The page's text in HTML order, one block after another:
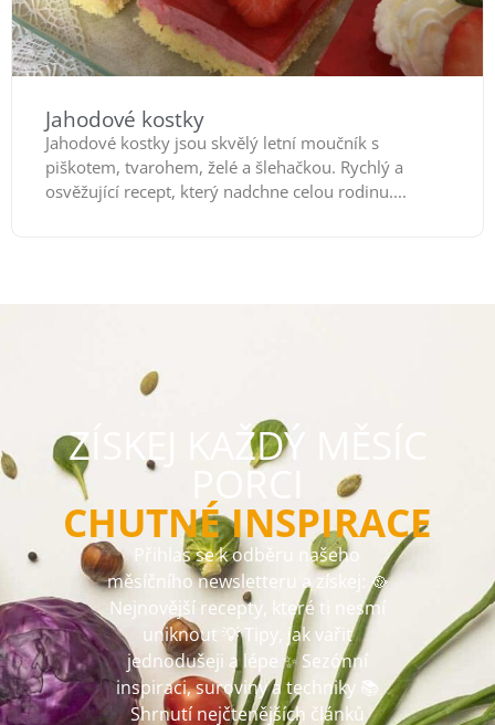
Jahodové kostky
Jahodové kostky jsou skvělý letní moučník s
piškotem, tvarohem, želé a šlehačkou. Rychlý a
osvěžující recept, který nadchne celou rodinu....
ZÍSKEJ KAŽDÝ MĚSÍC
PORCI
CHUTNÉ INSPIRACE
Přihlas se k odběru našeho
měsíčního newsletteru a získej: 🥘
Nejnovější recepty, které ti nesmí
uniknout 💡 Tipy, jak vařit
jednodušeji a lépe ✨ Sezónní
inspiraci, suroviny a techniky 📚
Shrnutí nejčtenějších článků